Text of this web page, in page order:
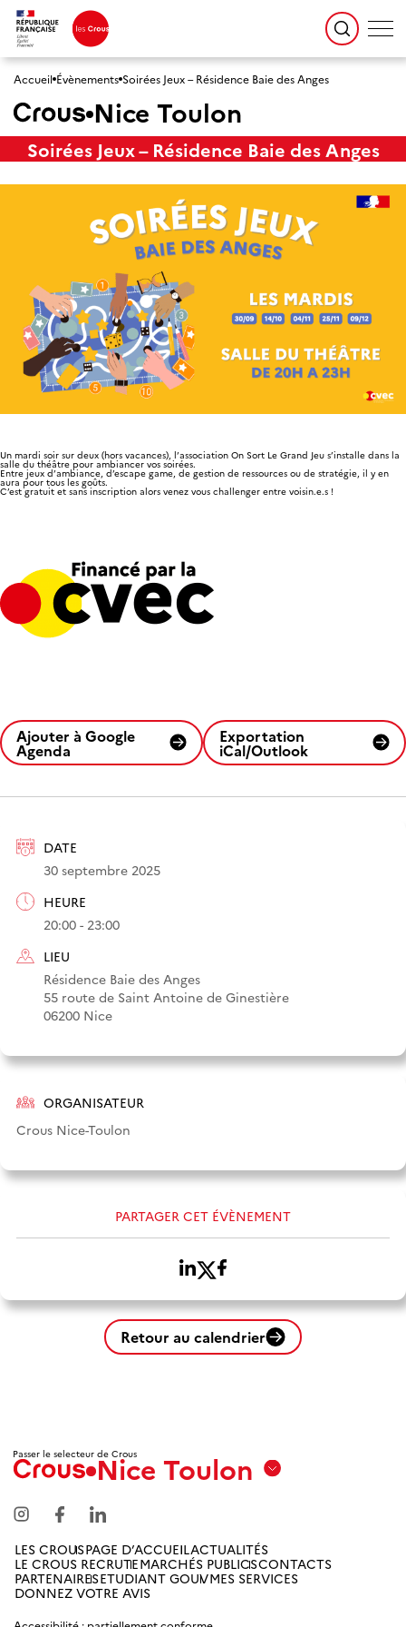
Accueil Évènements Soirées Jeux – Résidence Baie des Anges
Nice Toulon
Soirées Jeux – Résidence Baie des Anges
DATE
30 septembre 2025
HEURE
20:00 - 23:00
LIEU
Résidence Baie des Anges
55 route de Saint Antoine de Ginestière
06200 Nice
ORGANISATEUR
Crous Nice-Toulon
PARTAGER CET ÉVÈNEMENT
Un mardi soir sur deux (hors vacances), l’association On Sort Le Grand Jeu s’installe dans la
salle du théâtre pour ambiancer vos soirées.
Entre jeux d’ambiance, d’escape game, de gestion de ressources ou de stratégie, il y en
aura pour tous les goûts.
C’est gratuit et sans inscription alors venez vous challenger entre voisin.e.s !
Ajouter à Google
Agenda
Exportation
iCal/Outlook
Retour au calendrier
Passer le selecteur de CrousNice Toulon
Marseille
Amiens
Picardie
LES CROUSPAGE D’ACCUEILACTUALITÉS
LE CROUS RECRUTEMARCHÉS PUBLICSCONTACTS
PARTENAIRESETUDIANT GOUVMES SERVICES
DONNEZ VOTRE AVIS